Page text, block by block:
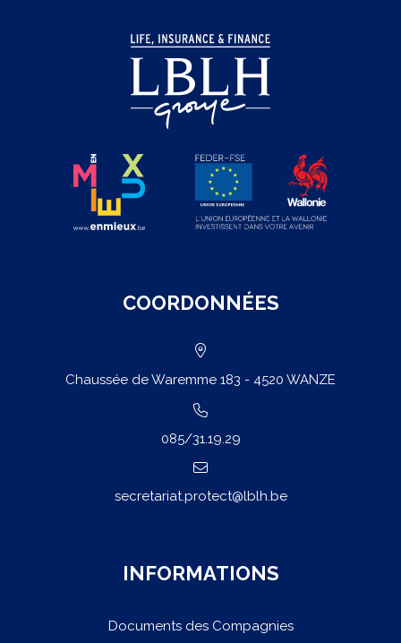
vous
bien
?
COORDONNÉES
Chaussée de Waremme 183 - 4520 WANZE
085/31.19.29
secretariat.protect@lblh.be
INFORMATIONS
Documents des Compagnies